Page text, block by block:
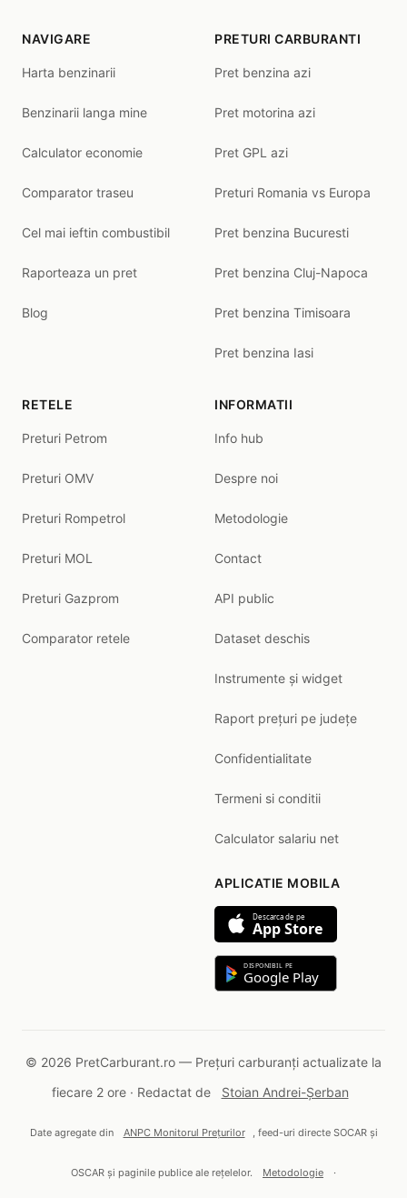
NAVIGARE
Harta benzinarii
Benzinarii langa mine
Calculator economie
Comparator traseu
Cel mai ieftin combustibil
Raporteaza un pret
Blog
PRETURI CARBURANTI
Pret benzina azi
Pret motorina azi
Pret GPL azi
Preturi Romania vs Europa
Pret benzina Bucuresti
Pret benzina Cluj-Napoca
Pret benzina Timisoara
Pret benzina Iasi
RETELE
Preturi Petrom
Preturi OMV
Preturi Rompetrol
Preturi MOL
Preturi Gazprom
Comparator retele
INFORMATII
Info hub
Despre noi
Metodologie
Contact
API public
Dataset deschis
Instrumente și widget
Raport prețuri pe județe
Confidentialitate
Termeni si conditii
Calculator salariu net
APLICATIE MOBILA
Descarca de pe
App Store
DISPONIBIL PE
Google Play
© 2026 PretCarburant.ro — Prețuri carburanți actualizate la
fiecare 2 ore · Redactat de
Stoian Andrei-Șerban
Date agregate din ANPC Monitorul Prețurilor , feed-uri directe SOCAR și
OSCAR și paginile publice ale rețelelor. Metodologie ·